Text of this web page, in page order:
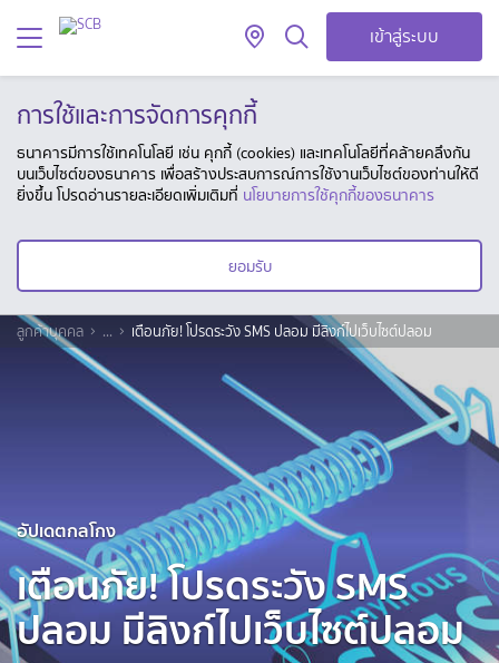
เข้าสู่ระบบ
การใช้และการจัดการคุกกี้
ธนาคารมีการใช้เทคโนโลยี เช่น คุกกี้ (cookies) และเทคโนโลยีที่คล้ายคลึงกัน
บนเว็บไซต์ของธนาคาร เพื่อสร้างประสบการณ์การใช้งานเว็บไซต์ของท่านให้ดี
ยิ่งขึ้น โปรดอ่านรายละเอียดเพิ่มเติมที่ นโยบายการใช้คุกกี้ของธนาคาร
ยอมรับ
ลูกค้าบุคคล ... เตือนภัย! โปรดระวัง SMS ปลอม มีลิงก์ไปเว็บไซต์ปลอม
อัปเดตกลโกง
เตือนภัย! โปรดระวัง SMS
ปลอม มีลิงก์ไปเว็บไซต์ปลอม